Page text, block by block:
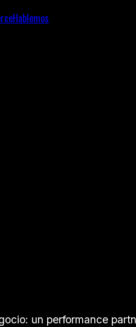
Hablemos
un performance